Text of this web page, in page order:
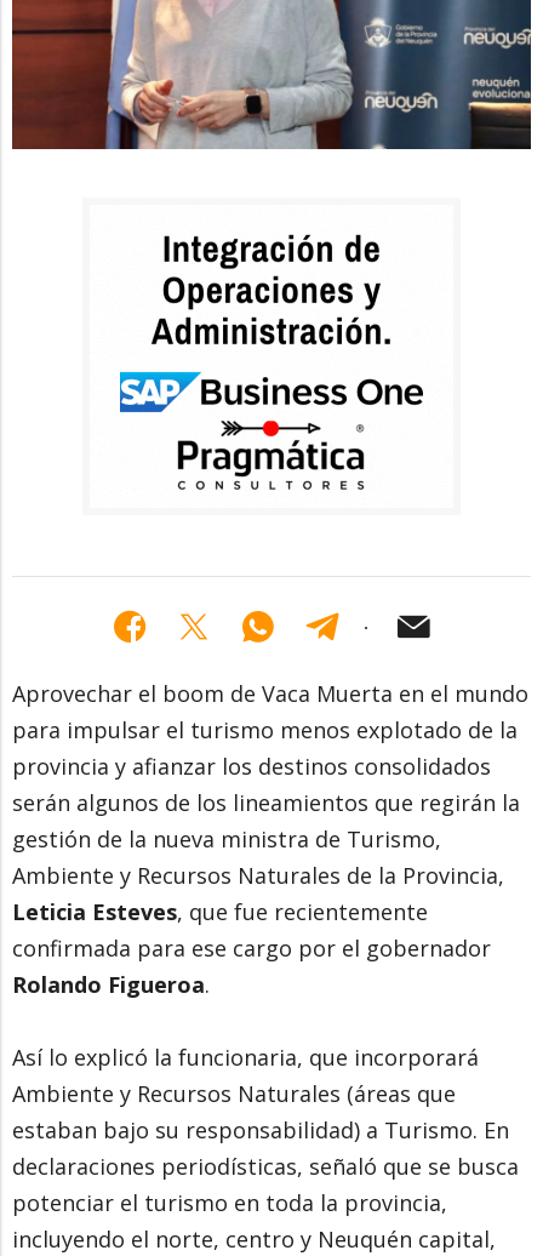
Aprovechar el boom de Vaca Muerta en el mundo
para impulsar el turismo menos explotado de la
provincia y afianzar los destinos consolidados
serán algunos de los lineamientos que regirán la
gestión de la nueva ministra de Turismo,
Ambiente y Recursos Naturales de la Provincia,
Leticia Esteves, que fue recientemente
confirmada para ese cargo por el gobernador
Rolando Figueroa.
Así lo explicó la funcionaria, que incorporará
Ambiente y Recursos Naturales (áreas que
estaban bajo su responsabilidad) a Turismo. En
declaraciones periodísticas, señaló que se busca
potenciar el turismo en toda la provincia,
incluyendo el norte, centro y Neuquén capital,